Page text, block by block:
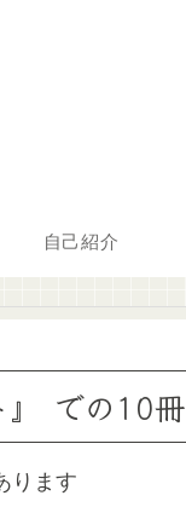
自己紹介
』 での10冊
ります